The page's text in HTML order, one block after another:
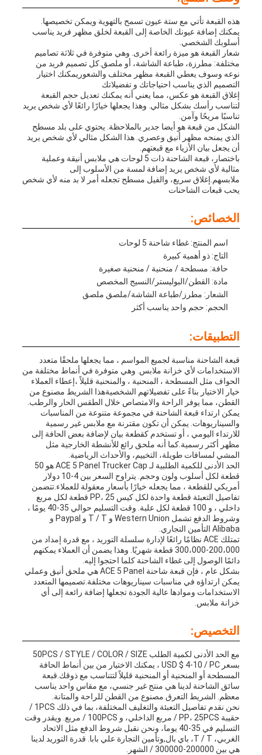
هذه القبعة تأتي مع ستة عيون تسمح بالتهوية ويمكن تخصيصها.
يمكنك إضافة عيونك الخاصة إلى القبعة لخلق مظهر فريد يناسب
أسلوبك الشخصي.
شعار القبعة هو ميزة رائعة أخرى. وهي متوفرة في ثلاثة تصاميم
مختلفة: مطرزة، طباعة الشاشة، أو ملصق.كل تصميم فريد من
نوعه وسوف يعطي القبعة مظهر مختلف والشعوريمكنك اختيار
التصميم الذي يناسب احتياجاتك و تفضيلاتك
إغلاق القبعة هو عكس، مما يعني أنه يمكنك تعديل حجم القبعة
لتناسب رأسك بشكل مثالي. وهذا يجعلها خيارًا رائعًا لأي شخص يريد
تناسبًا مريحًا وآمن.
الشكل من قبعة هو أيضا جدير بالملاحظة. يحتوي على بلد مسطح
الذي يمنحه مظهر أنيق وعصري. هذا الشكل مثالي لأي شخص يريد
أن يجعل بيان الأزياء مع قبعتهم.
باختصار، قبعة الشاحنة ذات 5 لوحات هي ملابس أنيقة وعملية
مثالية لأي شخص يريد إضافة لمسة من الأسلوب إلى
ملابسهم.إغلاق سريع، والفيل مسطح تجعله أمر لا بد منه لأي شخص
يحب قبعات الشاحنات
الخصائص:
اسم المنتج: غطاء شاحنة 5 لوحات
التاج: ذو أهمية كبيرة
حافة: مسطحة / منحنية / منحنية صغيرة
مادة: القطن/البوليستر/النسيج المخصص
الشعار: مطرز/طباعة الشاشة/ملصق ملصق
الحجم: حجم واحد يناسب أكثر
التطبيقات:
قبعة الشاحنة مناسبة لجميع المواسم ، مما يجعلها ملحقًا متعدد
الاستخدامات لأي خزانة ملابس. وهي متوفرة في أنماط مختلفة من
الحواف مثل المسطحة ، المنحنية ، والمنحنية قليلاً ،إعطاء العملاء
خيار الاختيار بناءً على تفضيلاتهم الشخصيةهذا الشريط مصنوع من
القطن، مما يوفر الراحة والامتصاص خلال الطقس الحار والرطب.
يمكن ارتداء قبعة الشاحنة في مجموعة متنوعة من المناسبات
والسيناريوهات. يمكن أن تكون مقترنة مع ملابس غير رسمية
للارتداء اليومي ، أو تستخدم كقطعة بيان لإضافة بعض الحافة إلى
مظهر أكثر رسمية.كما أنه ملحق رائع للأنشطة الخارجية مثل
المشي لمسافات طويلة، التخييم، والأحداث الرياضية.
الحد الأدنى للكمية الطلبية لـ ACE 5 Panel Trucker Cap هو 50
قطعة لكل أسلوب ولون وحجم. يتراوح السعر بين 4-10 دولار
أمريكي للقطعة ، مما يجعله خيارًا بأسعار معقولة للعملاء.تتضمن
تفاصيل التعبئة قطعة واحدة لكل كيس PP، 25 قطعة لكل مربع
داخلي ، و 100 قطعة لكل علبة. وقت التسليم حوالي 35-40 يومًا ،
وشروط الدفع تشمل Western Union و T / T و Paypal و
Alibaba التأمين التجاري.
تمتلك ACE نظامًا رائعًا لإدارة سلسلة التوريد ، مع قدرة إمداد من
200،000-300،000 قطعة شهريًا. وهذا يضمن أن العملاء يمكنهم
دائمًا الوصول إلى غطاء الشاحنة كلما احتجوا إليه.
بشكل عام ، فإن قبعة شاحنة ACE 5 Panel هي ملحق أنيق وعملي
يمكن ارتداؤه في مناسبات سيناريوهات مختلفة.تصميمها المتعدد
الاستخدامات وموادها عالية الجودة تجعلها إضافة رائعة إلى أي
خزانة ملابس.
التخصيص:
مع الحد الأدنى لكمية الطلب 50PCS / STYLE / COLOR / SIZE
بسعر USD $ 4-10 / PC ، يمكنك الاختيار من بين أنماط الحافة
المسطحة أو المنحنية أو المنحنية قليلاً لتتناسب مع ذوقك.قبعة
سائق الشاحنة لدينا هي منتج غير جنسي، مع مقاس واحد يناسب
معظم. الشريط التعرق مصنوع من القطن للراحة والمتانة.
نحن نقدم تفاصيل التعبئة والتغليف المختلفة، بما في ذلك 1PCS /
حقيبة PP، 25PCS / مربع الداخلي، و 100PCS / مربع. ويقدر وقت
التسليم في 35-40 يوما، ونحن نقبل شروط الدفع مثل الاتحاد
الغربي، T / T، باي بال,وتأمين التجارة علي بابا. قدرة التوريد لدينا
هي بين 200000-300000 / الشهر.